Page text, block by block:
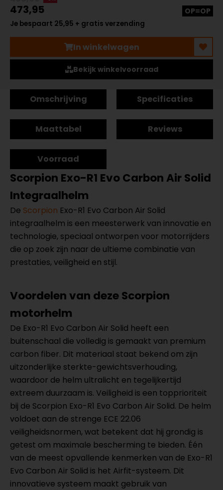
473,95
Je bespaart 25,95 + gratis verzending
OP=OP
In winkelwagen
Bekijk winkelvoorraad
Omschrijving Specificaties
Maattabel Reviews
Voorraad
Scorpion Exo-R1 Evo Carbon Air Solid
Integraalhelm
De Scorpion Exo-R1 Evo Carbon Air Solid
integraalhelm is een meesterwerk van innovatie en
technologie, speciaal ontworpen voor motorrijders
die op zoek zijn naar de ultieme combinatie van
prestaties, veiligheid en stijl.
Voordelen van deze Scorpion
motorhelm
De Exo-R1 Evo Carbon Air Solid heeft een
buitenschaal die volledig is gemaakt van premium
carbon fiber. Dit materiaal staat bekend om zijn
uitzonderlijke sterkte-gewichtsverhouding,
waardoor de helm ultralicht en tegelijkertijd
extreem duurzaam is. Veiligheid is een topprioriteit
bij de Scorpion Exo-R1 Evo Carbon Air Solid. De helm
voldoet aan de strenge ECE 22.06
veiligheidsnormen, wat betekent dat hij grondig is
getest om maximale bescherming te bieden. Één
van de meest opvallende kenmerken van de Exo-R1
Evo Carbon Air Solid is het Airfit-systeem. Dit
innovatieve systeem maakt gebruik van